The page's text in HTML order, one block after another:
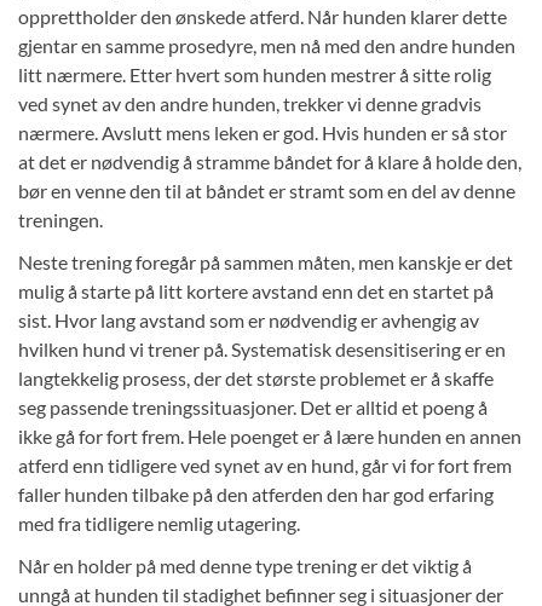
opprettholder den ønskede atferd. Når hunden klarer dette
gjentar en samme prosedyre, men nå med den andre hunden
litt nærmere. Etter hvert som hunden mestrer å sitte rolig
ved synet av den andre hunden, trekker vi denne gradvis
nærmere. Avslutt mens leken er god. Hvis hunden er så stor
at det er nødvendig å stramme båndet for å klare å holde den,
bør en venne den til at båndet er stramt som en del av denne
treningen.
Neste trening foregår på sammen måten, men kanskje er det
mulig å starte på litt kortere avstand enn det en startet på
sist. Hvor lang avstand som er nødvendig er avhengig av
hvilken hund vi trener på. Systematisk desensitisering er en
langtekkelig prosess, der det største problemet er å skaffe
seg passende treningssituasjoner. Det er alltid et poeng å
ikke gå for fort frem. Hele poenget er å lære hunden en annen
atferd enn tidligere ved synet av en hund, går vi for fort frem
faller hunden tilbake på den atferden den har god erfaring
med fra tidligere nemlig utagering.
Når en holder på med denne type trening er det viktig å
unngå at hunden til stadighet befinner seg i situasjoner der